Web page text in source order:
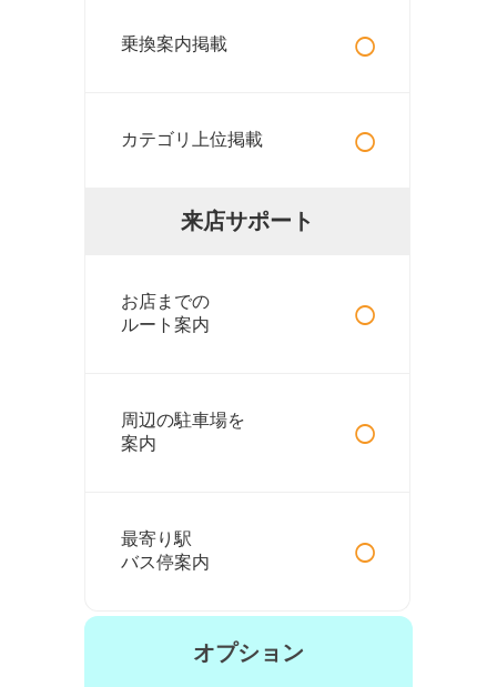
乗換案内掲載 ○
カテゴリ上位掲載 ○
来店サポート
お店までの
ルート案内
○
周辺の駐車場を
案内
○
最寄り駅
バス停案内
○
オプション